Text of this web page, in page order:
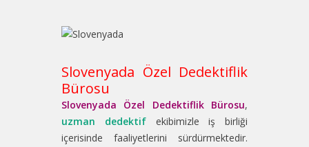
Slovenyada Özel Dedektiflik
Bürosu
Slovenyada Özel Dedektiflik Bürosu,
uzman dedektifekibimizle iş birliği
içerisinde faaliyetlerini sürdürmektedir.